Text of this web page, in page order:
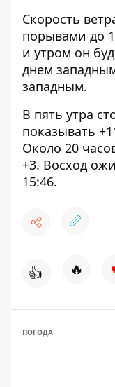
Скорость
порывами до
и утром он
днем
западным.
В пять утра
показывать
Около 20
+3. Восход
15:46.
👍 🔥
ПОГОДА